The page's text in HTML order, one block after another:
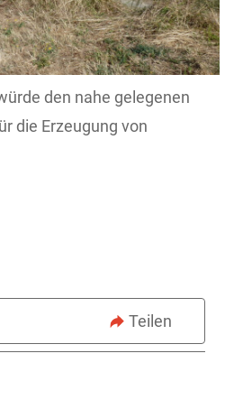
den nahe gelegenen
die Erzeugung von
Teilen